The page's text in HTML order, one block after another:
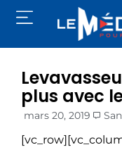
plus avec
mars 20, 2019